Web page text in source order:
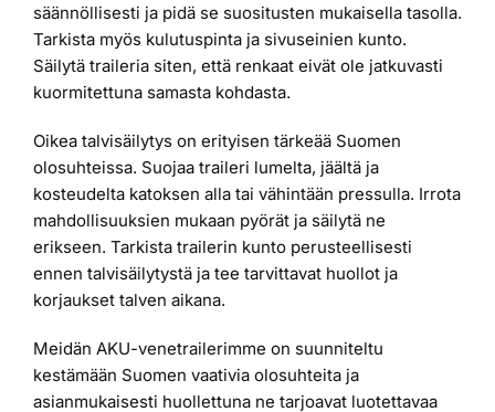
säännöllisesti ja pidä se suositusten mukaisella tasolla.
Tarkista myös kulutuspinta ja sivuseinien kunto.
Säilytä traileria siten, että renkaat eivät ole jatkuvasti
kuormitettuna samasta kohdasta.
Oikea talvisäilytys on erityisen tärkeää Suomen
olosuhteissa. Suojaa traileri lumelta, jäältä ja
kosteudelta katoksen alla tai vähintään pressulla. Irrota
mahdollisuuksien mukaan pyörät ja säilytä ne
erikseen. Tarkista trailerin kunto perusteellisesti
ennen talvisäilytystä ja tee tarvittavat huollot ja
korjaukset talven aikana.
Meidän AKU-venetrailerimme on suunniteltu
kestämään Suomen vaativia olosuhteita ja
asianmukaisesti huollettuna ne tarjoavat luotettavaa